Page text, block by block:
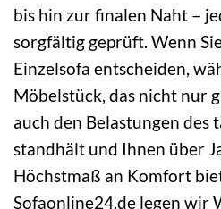
bis hin zur finalen Naht –
sorgfältig geprüft. Wenn
Einzelsofa entscheiden,
Möbelstück, das nicht nur
auch den Belastungen des
standhält und Ihnen über
Höchstmaß an Komfort
Sofaonline24.de legen wir